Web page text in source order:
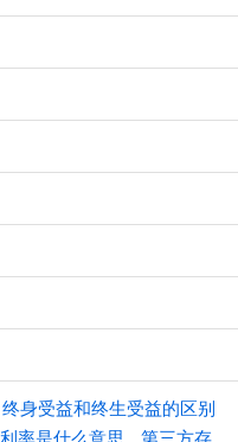
终身受益和终生受益的区别
率是什么意思 第三方存